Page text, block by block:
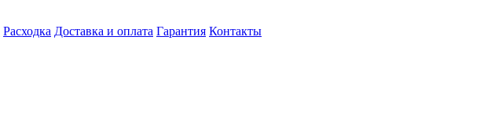
Расходка Доставка и оплата Гарантия Контакты